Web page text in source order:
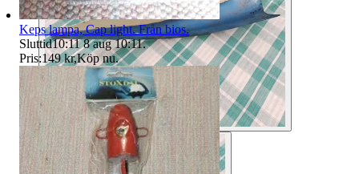
Keps lampa, Cap light. Från bios.
Sluttid10:11 8 aug 10:11.
Pris:149 kr,Köp nu.